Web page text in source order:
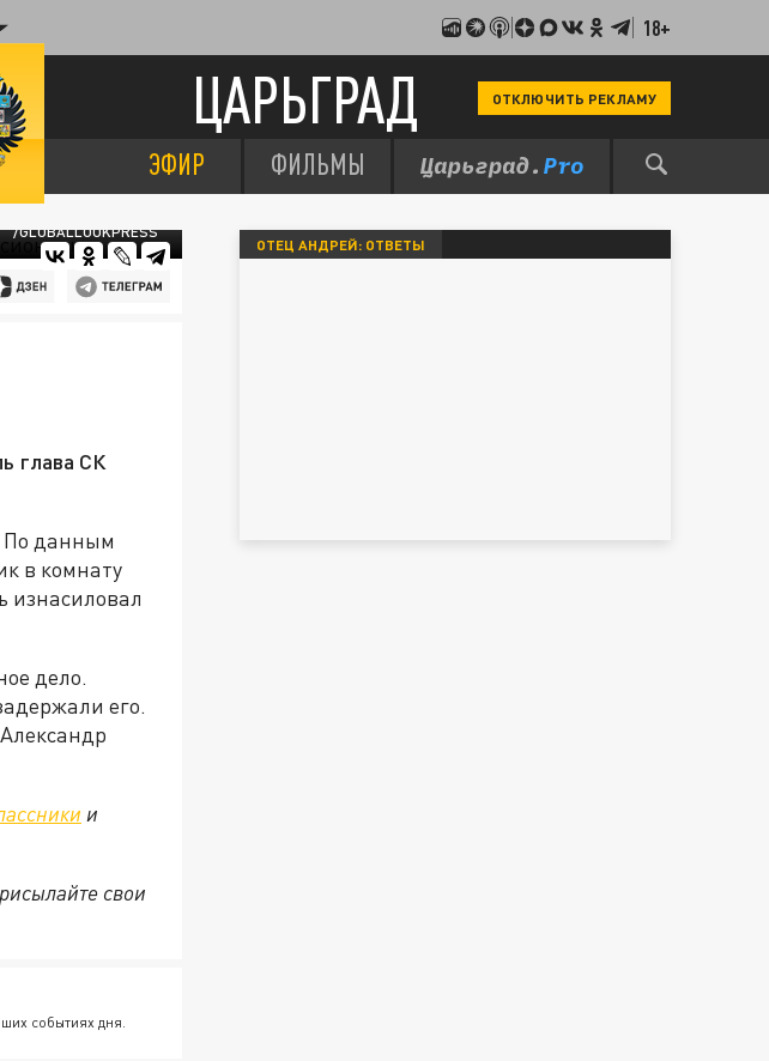
18+
ЦАРЬГРАД ОТКЛЮЧИТЬ РЕКЛАМУ
ЭФИР ФИЛЬМЫ
/GLOBALLOOKPRESS
глава СК
По данным
в комнату
дело.
его.
и
свои
событиях дня.
ОТЕЦ АНДРЕЙ: ОТВЕТЫ